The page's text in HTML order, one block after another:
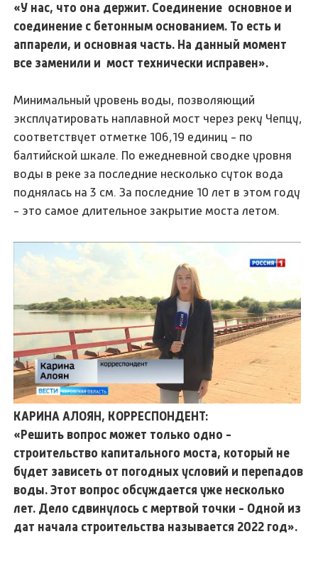
«У нас, что она держит. Соединение основное и
соединение с бетонным основанием. То есть и
аппарели, и основная часть. На данный момент
все заменили и мост технически исправен».
Минимальный уровень воды, позволяющий
эксплуатировать наплавной мост через реку Чепцу,
соответствует отметке 106,19 единиц - по
балтийской шкале. По ежедневной сводке уровня
воды в реке за последние несколько суток вода
поднялась на 3 см. За последние 10 лет в этом году
- это самое длительное закрытие моста летом.
КАРИНА АЛОЯН, КОРРЕСПОНДЕНТ:
«Решить вопрос может только одно -
строительство капитального моста, который не
будет зависеть от погодных условий и перепадов
воды. Этот вопрос обсуждается уже несколько
лет. Дело сдвинулось с мертвой точки - Одной из
дат начала строительства называется 2022 год».